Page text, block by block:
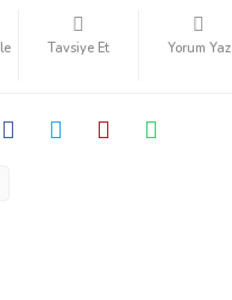
Tavsiye Et Yorum Yaz